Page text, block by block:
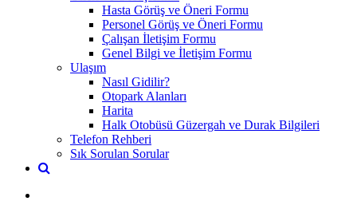
Hasta Görüş ve Öneri Formu
Personel Görüş ve Öneri Formu
Çalışan İletişim Formu
Genel Bilgi ve İletişim Formu
Ulaşım
Nasıl Gidilir?
Otopark Alanları
Harita
Halk Otobüsü Güzergah ve Durak Bilgileri
Telefon Rehberi
Sık Sorulan Sorular